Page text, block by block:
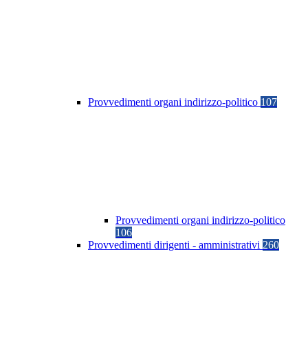
Provvedimenti organi indirizzo-politico 107
Provvedimenti organi indirizzo-politico
106
Provvedimenti dirigenti - amministrativi 260